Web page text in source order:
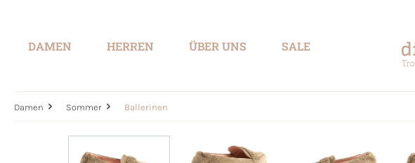
DAMEN HERREN ÜBER UNS SALE
Damen Sommer Ballerinen